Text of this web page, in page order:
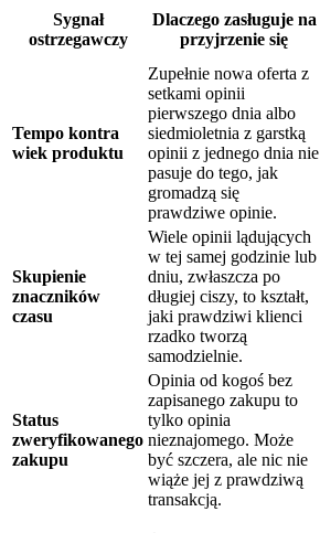
Sygnał
ostrzegawczy
Dlaczego zasługuje na
przyjrzenie się
Tempo kontra
wiek produktu
Zupełnie nowa oferta z
setkami opinii
pierwszego dnia albo
siedmioletnia z garstką
opinii z jednego dnia nie
pasuje do tego, jak
gromadzą się
prawdziwe opinie.
Skupienie
znaczników
czasu
Wiele opinii lądujących
w tej samej godzinie lub
dniu, zwłaszcza po
długiej ciszy, to kształt,
jaki prawdziwi klienci
rzadko tworzą
samodzielnie.
Status
zweryfikowanego
zakupu
Opinia od kogoś bez
zapisanego zakupu to
tylko opinia
nieznajomego. Może
być szczera, ale nic nie
wiąże jej z prawdziwą
transakcją.